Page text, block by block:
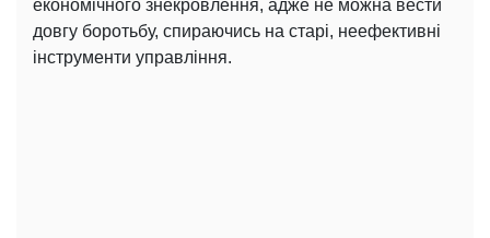
економічного знекровлення, адже не можна вести
довгу боротьбу, спираючись на старі, неефективні
інструменти управління.